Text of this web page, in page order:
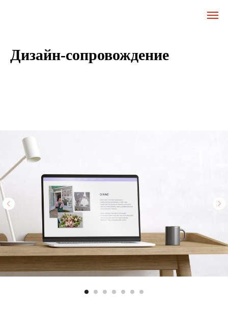
Дизайн-сопровождение